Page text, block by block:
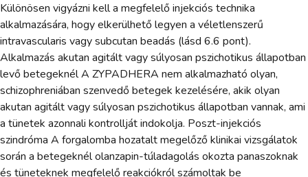
Különösen vigyázni kell a megfelelő injekciós technika
alkalmazására, hogy elkerülhető legyen a véletlenszerű
intravascularis vagy subcutan beadás (lásd 6.6 pont).
Alkalmazás akutan agitált vagy súlyosan pszichotikus állapotban
levő betegeknél A ZYPADHERA nem alkalmazható olyan,
schizophreniában szenvedő betegek kezelésére, akik olyan
akutan agitált vagy súlyosan pszichotikus állapotban vannak, ami
a tünetek azonnali kontrollját indokolja. Poszt-injekciós
szindróma A forgalomba hozatalt megelőző klinikai vizsgálatok
során a betegeknél olanzapin-túladagolás okozta panaszoknak
és tüneteknek megfelelő reakciókról számoltak be